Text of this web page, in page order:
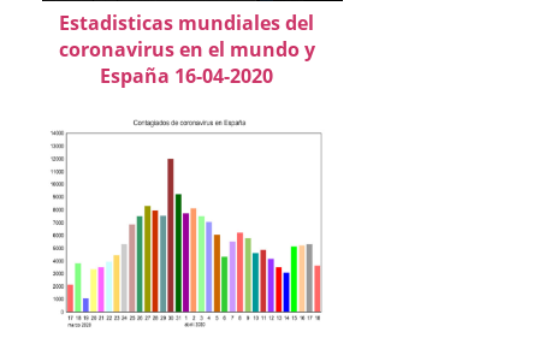
Estadisticas mundiales del
coronavirus en el mundo y
España 16-04-2020